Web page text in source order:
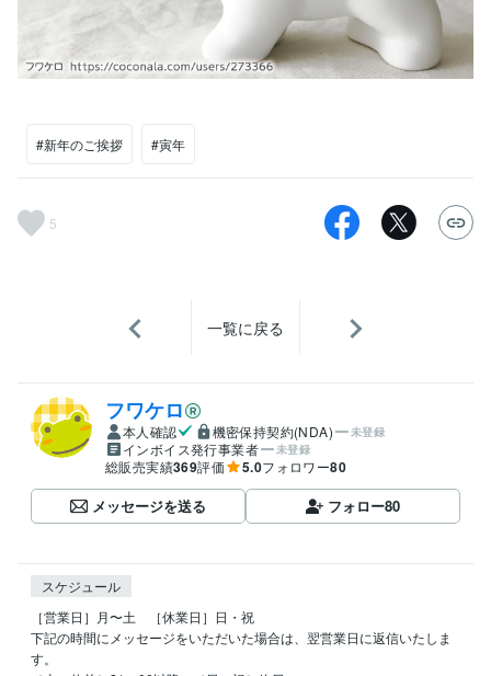
#新年のご挨拶 #寅年
5
一覧に戻る
フワケロ
本人確認 機密保持契約(NDA) 未登録
インボイス発行事業者 未登録
総販売実績369評価 5.0フォロワー80
メッセージを送る フォロー80
スケジュール
［営業日］月〜土　［休業日］日・祝
下記の時間にメッセージをいただいた場合は、翌営業日に返信いたしま
す。